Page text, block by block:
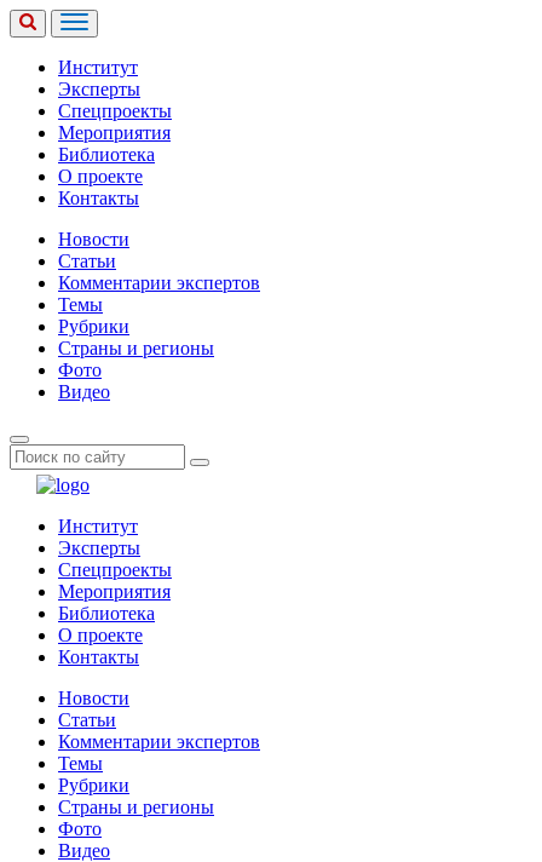
Институт
Эксперты
Спецпроекты
Мероприятия
Библиотека
О проекте
Контакты
Новости
Статьи
Комментарии экспертов
Темы
Рубрики
Страны и регионы
Фото
Видео
Институт
Эксперты
Спецпроекты
Мероприятия
Библиотека
О проекте
Контакты
Новости
Статьи
Комментарии экспертов
Темы
Рубрики
Страны и регионы
Фото
Видео